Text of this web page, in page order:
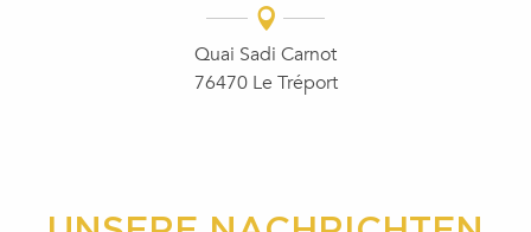
Quai Sadi Carnot
76470 Le Tréport